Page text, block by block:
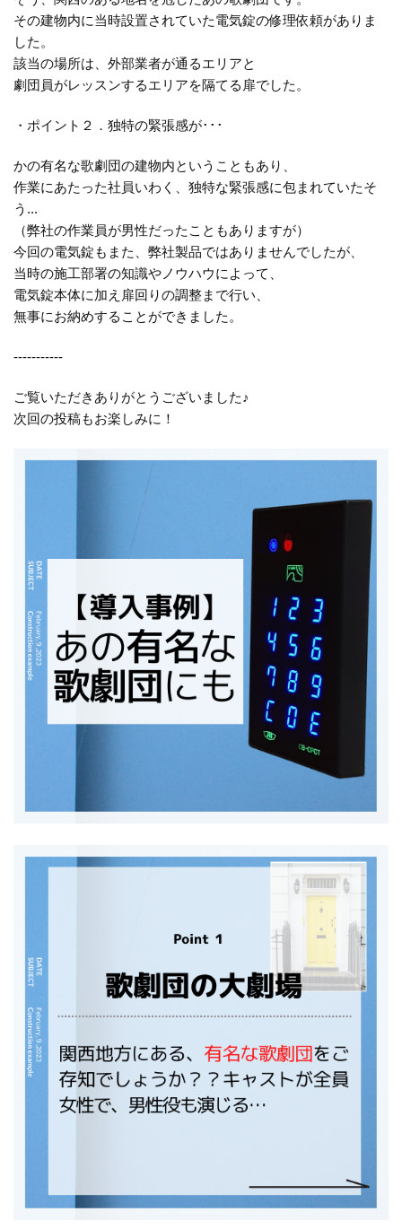
その建物内に当時設置されていた電気錠の修理依頼がありま
した。
該当の場所は、外部業者が通るエリアと
劇団員がレッスンするエリアを隔てる扉でした。
・ポイント２．独特の緊張感が･･･
かの有名な歌劇団の建物内ということもあり、
作業にあたった社員いわく、独特な緊張感に包まれていたそ
う...
（弊社の作業員が男性だったこともありますが）
今回の電気錠もまた、弊社製品ではありませんでしたが、
当時の施工部署の知識やノウハウによって、
電気錠本体に加え扉回りの調整まで行い、
無事にお納めすることができました。
-----------
ご覧いただきありがとうございました♪
次回の投稿もお楽しみに！